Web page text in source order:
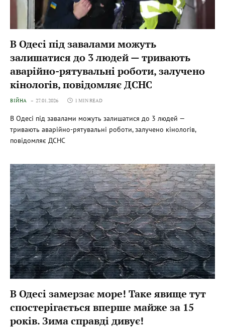
В Одесі під завалами можуть
залишатися до 3 людей — тривають
аварійно-рятувальні роботи, залучено
кінологів, повідомляє ДСНС
ВІЙНА 27.01.2026 1 MIN READ
В Одесі під завалами можуть залишатися до 3 людей —
тривають аварійно-рятувальні роботи, залучено кінологів,
повідомляє ДСНС
В Одесі замерзає море! Таке явище тут
спостерігається вперше майже за 15
років. Зима справді дивує!